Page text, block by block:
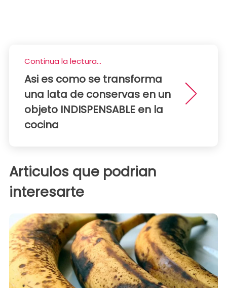
Continua la lectura...
Asi es como se transforma
una lata de conservas en un
objeto INDISPENSABLE en la
cocina
Articulos que podrian
interesarte